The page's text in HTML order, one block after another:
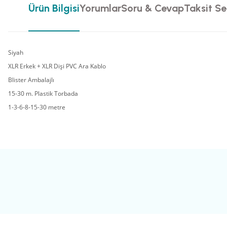
Ürün BilgisiYorumlarSoru & CevapTaksit
Siyah
XLR Erkek + XLR Dişi PVC Ara Kablo
Blister Ambalajlı
15-30 m. Plastik Torbada
1-3-6-8-15-30 metre